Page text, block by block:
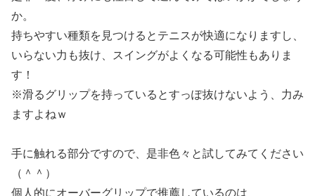
か。
持ちやすい種類を見つけるとテニスが快適になりますし、
いらない力も抜け、スイングがよくなる可能性もありま
す！
※滑るグリップを持っているとすっぽ抜けないよう、力み
ますよねｗ
手に触れる部分ですので、是非色々と試してみてください
（＾＾）
個人的にオーバーグリップで推薦しているのは